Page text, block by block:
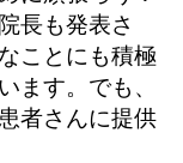
長も発表さ
ことにも積極
ます。でも、
者さんに提供